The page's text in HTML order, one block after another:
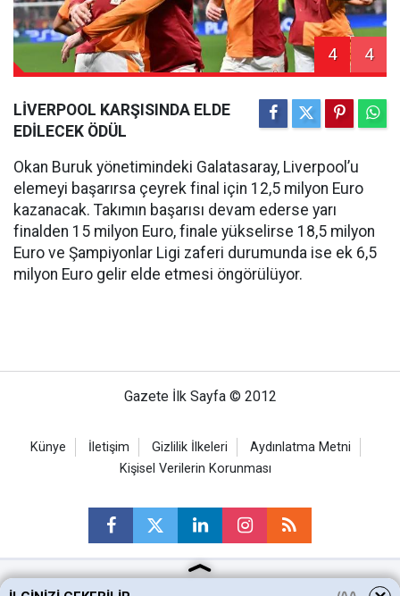
4 4
LİVERPOOL KARŞISINDA ELDE
EDİLECEK ÖDÜL
Okan Buruk yönetimindeki Galatasaray, Liverpool’u
elemeyi başarırsa çeyrek final için 12,5 milyon Euro
kazanacak. Takımın başarısı devam ederse yarı
finalden 15 milyon Euro, finale yükselirse 18,5 milyon
Euro ve Şampiyonlar Ligi zaferi durumunda ise ek 6,5
milyon Euro gelir elde etmesi öngörülüyor.
Gazete İlk Sayfa © 2012
Künye İletişim Gizlilik İlkeleri
Aydınlatma Metni
Kişisel Verilerin Korunması